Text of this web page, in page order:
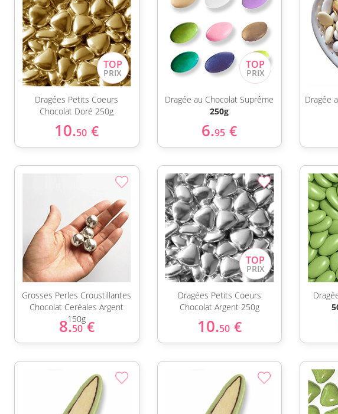
Dragées Petits Coeurs
Chocolat Doré 250g
10.50 €
Dragée au Chocolat Suprême
250g
6.95 €
Dragée
Grosses Perles Croustillantes
Chocolat Ceréales Argent
150g
8.50 €
Dragées Petits Coeurs
Chocolat Argent 250g
10.50 €